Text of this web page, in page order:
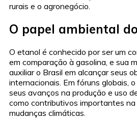
rurais e o agronegócio.
O papel ambiental
O etanol é conhecido por ser um
em comparação à gasolina, e sua
auxiliar o Brasil em alcançar seus
internacionais. Em fóruns globais,
seus avanços na produção e uso
como contributivos importantes
mudanças climáticas.